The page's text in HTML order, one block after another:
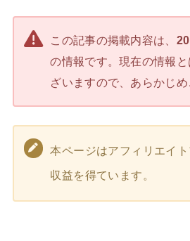
この記事の掲載内容は、
の情報です。現在の情報
ざいますので、あらかじめ
本ページはアフィリエイ
収益を得ています。